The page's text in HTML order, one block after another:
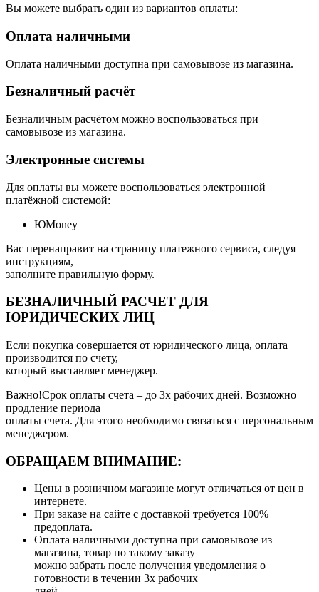
Вы можете выбрать один из вариантов оплаты:
Оплата наличными
Оплата наличными доступна при самовывозе из магазина.
Безналичный расчёт
Безналичным расчётом можно воспользоваться при
самовывозе из магазина.
Электронные системы
Для оплаты вы можете воспользоваться электронной
платёжной системой:
ЮMoney
Вас перенаправит на страницу платежного сервиса, следуя
инструкциям,
заполните правильную форму.
БЕЗНАЛИЧНЫЙ РАСЧЕТ ДЛЯ
ЮРИДИЧЕСКИХ ЛИЦ
Если покупка совершается от юридического лица, оплата
производится по счету,
который выставляет менеджер.
Важно!Срок оплаты счета – до 3х рабочих дней. Возможно
продление периода
оплаты счета. Для этого необходимо связаться с персональным
менеджером.
ОБРАЩАЕМ ВНИМАНИЕ:
Цены в розничном магазине могут отличаться от цен в
интернете.
При заказе на сайте с доставкой требуется 100%
предоплата.
Оплата наличными доступна при самовывозе из
магазина, товар по такому заказу
можно забрать после получения уведомления о
готовности в течении 3х рабочих